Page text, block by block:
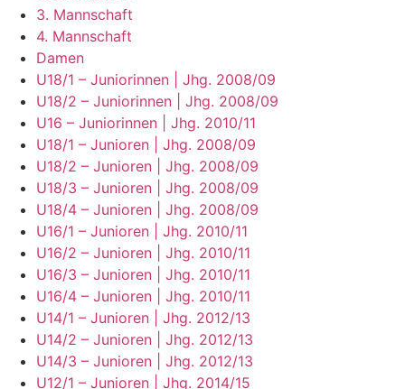
3. Mannschaft
4. Mannschaft
Damen
U18/1 – Juniorinnen | Jhg. 2008/09
U18/2 – Juniorinnen | Jhg. 2008/09
U16 – Juniorinnen | Jhg. 2010/11
U18/1 – Junioren | Jhg. 2008/09
U18/2 – Junioren | Jhg. 2008/09
U18/3 – Junioren | Jhg. 2008/09
U18/4 – Junioren | Jhg. 2008/09
U16/1 – Junioren | Jhg. 2010/11
U16/2 – Junioren | Jhg. 2010/11
U16/3 – Junioren | Jhg. 2010/11
U16/4 – Junioren | Jhg. 2010/11
U14/1 – Junioren | Jhg. 2012/13
U14/2 – Junioren | Jhg. 2012/13
U14/3 – Junioren | Jhg. 2012/13
U12/1 – Junioren | Jhg. 2014/15